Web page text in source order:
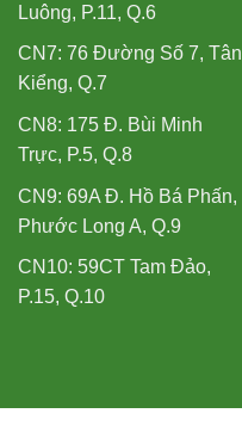
Luông, P.11, Q.6
CN7: 76 Đường Số 7, Tân
Kiểng, Q.7
CN8: 175 Đ. Bùi Minh
Trực, P.5, Q.8
CN9: 69A Đ. Hồ Bá Phấn,
Phước Long A, Q.9
CN10: 59CT Tam Đảo,
P.15, Q.10